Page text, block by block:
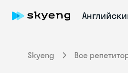
Skyeng Все